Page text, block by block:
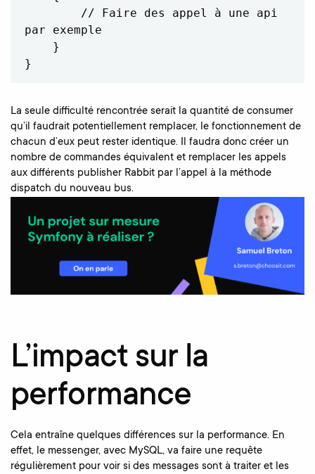
par exemple
}
La seule difficulté rencontrée serait la quantité de consumer
qu’il faudrait potentiellement remplacer, le fonctionnement de
chacun d’eux peut rester identique. Il faudra donc créer un
nombre de commandes équivalent et remplacer les appels
aux différents publisher Rabbit par l’appel à la méthode
dispatch du nouveau bus.
L’impact sur la
performance
Cela entraîne quelques différences sur la performance. En
effet, le messenger, avec MySQL, va faire une requête
régulièrement pour voir si des messages sont à traiter et les